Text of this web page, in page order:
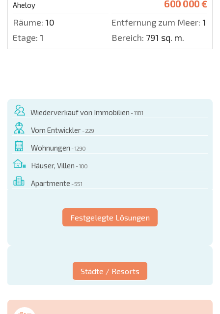
Aheloy 600 000 €
Räume: 10 Entfernung zum Meer:
Etage: 1 Bereich: 791 sq. m.
Wiederverkauf von Immobilien - 1181
Vom Entwickler - 229
Wohnungen - 1290
Häuser, Villen - 100
Apartmente - 551
Festgelegte Lösungen
Städte / Resorts